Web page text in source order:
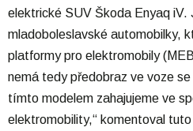
elektrické SUV Škoda Enyaq iV.
mladoboleslavské automobilky,
platformy pro elektromobily
nemá tedy předobraz ve voze
tímto modelem zahajujeme ve
elektromobility,“ komentoval